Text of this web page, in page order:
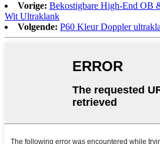
Vorige: Bekostigbare High-End OB
Wit Ultraklank
Volgende: P60 Kleur Doppler